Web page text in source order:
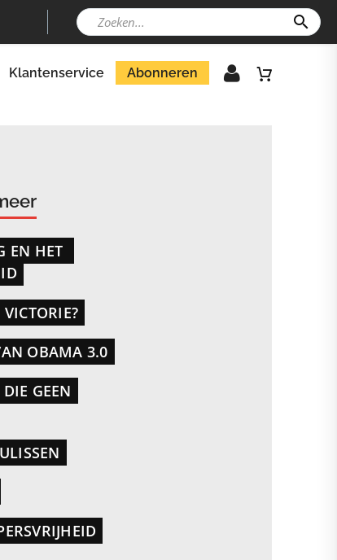
Klantenservice Abonneren
EN HET
OBAMA 3.0
GEEN